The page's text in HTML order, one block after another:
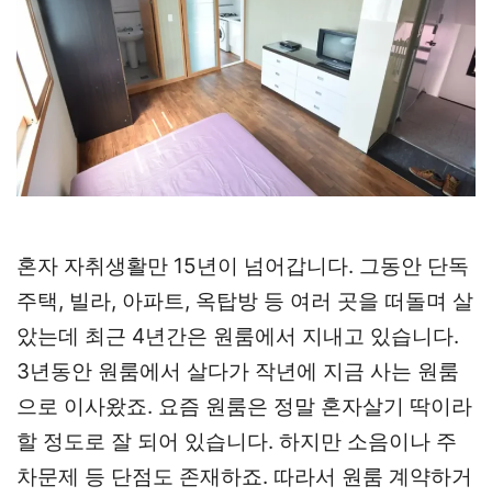
혼자 자취생활만 15년이 넘어갑니다. 그동안 단독
주택, 빌라, 아파트, 옥탑방 등 여러 곳을 떠돌며 살
았는데 최근 4년간은 원룸에서 지내고 있습니다.
3년동안 원룸에서 살다가 작년에 지금 사는 원룸
으로 이사왔죠. 요즘 원룸은 정말 혼자살기 딱이라
할 정도로 잘 되어 있습니다. 하지만 소음이나 주
차문제 등 단점도 존재하죠. 따라서 원룸 계약하거